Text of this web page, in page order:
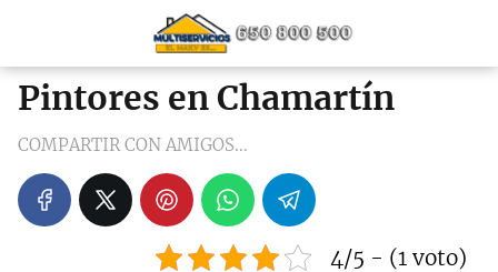
Pintores en Chamartín
COMPARTIR CON AMIGOS...
4/5 - (1 voto)